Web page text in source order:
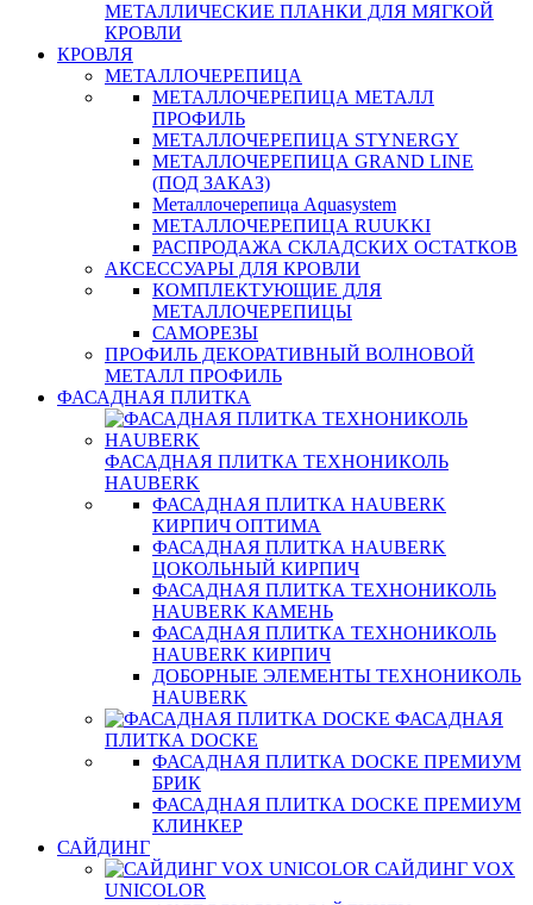
МЕТАЛЛИЧЕСКИЕ ПЛАНКИ ДЛЯ МЯГКОЙ
КРОВЛИ
КРОВЛЯ
МЕТАЛЛОЧЕРЕПИЦА
МЕТАЛЛОЧЕРЕПИЦА МЕТАЛЛ
ПРОФИЛЬ
МЕТАЛЛОЧЕРЕПИЦА STYNERGY
МЕТАЛЛОЧЕРЕПИЦА GRAND LINE
(ПОД ЗАКАЗ)
Металлочерепица Aquasystem
МЕТАЛЛОЧЕРЕПИЦА RUUKKI
РАСПРОДАЖА СКЛАДСКИХ ОСТАТКОВ
АКСЕССУАРЫ ДЛЯ КРОВЛИ
КОМПЛЕКТУЮЩИЕ ДЛЯ
МЕТАЛЛОЧЕРЕПИЦЫ
САМОРЕЗЫ
ПРОФИЛЬ ДЕКОРАТИВНЫЙ ВОЛНОВОЙ
МЕТАЛЛ ПРОФИЛЬ
ФАСАДНАЯ ПЛИТКА
ФАСАДНАЯ ПЛИТКА ТЕХНОНИКОЛЬ
HAUBERK
ФАСАДНАЯ ПЛИТКА HAUBERK
КИРПИЧ ОПТИМА
ФАСАДНАЯ ПЛИТКА HAUBERK
ЦОКОЛЬНЫЙ КИРПИЧ
ФАСАДНАЯ ПЛИТКА ТЕХНОНИКОЛЬ
HAUBERK КАМЕНЬ
ФАСАДНАЯ ПЛИТКА ТЕХНОНИКОЛЬ
HAUBERK КИРПИЧ
ДОБОРНЫЕ ЭЛЕМЕНТЫ ТЕХНОНИКОЛЬ
HAUBERK
ФАСАДНАЯ
ПЛИТКА DOCKE
ФАСАДНАЯ ПЛИТКА DOCKE ПРЕМИУМ
БРИК
ФАСАДНАЯ ПЛИТКА DOCKE ПРЕМИУМ
КЛИНКЕР
САЙДИНГ
САЙДИНГ VOX
UNICOLOR